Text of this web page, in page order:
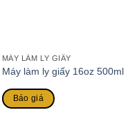
MÁY LÀM LY GIẤY
Máy làm ly giấy 16oz 500ml
Báo giá